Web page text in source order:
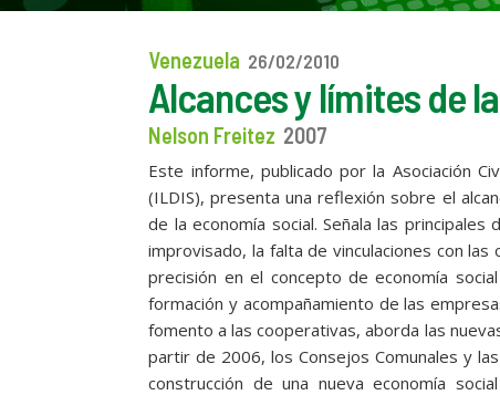
Venezuela 26/02/2010
Alcances y límites de
Nelson Freitez 2007
Este informe, publicado por la Asociación
(ILDIS), presenta una reflexión sobre el
de la economía social. Señala las
improvisado, la falta de vinculaciones con
precisión en el concepto de economía
formación y acompañamiento de las
fomento a las cooperativas, aborda las
partir de 2006, los Consejos Comunales y
construcción de una nueva economía